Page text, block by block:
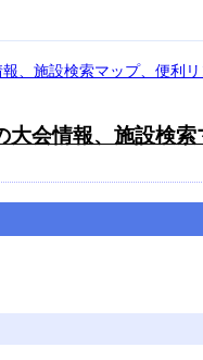
、施設検索マップ、便利
会情報、施設検